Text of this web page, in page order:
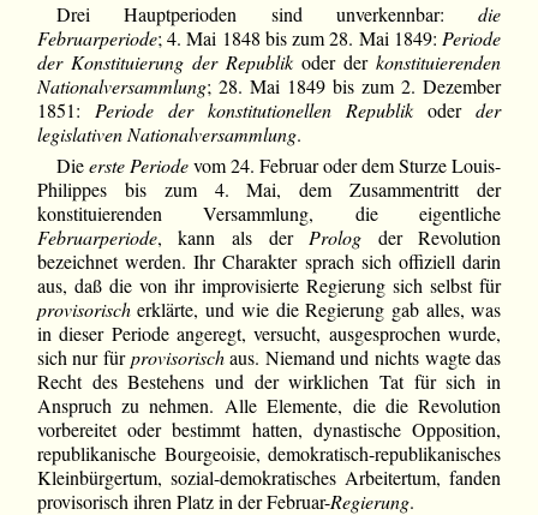
Drei Hauptperioden sind unverkennbar:die
Februarperiode; 4. Mai 1848 bis zum 28. Mai 1849:Periode
der Konstituierung der Republik oder derkonstituierenden
Nationalversammlung; 28. Mai 1849 bis zum 2. Dezember
1851: Periode der konstitutionellen Republik oderder
legislativen Nationalversammlung.
Dieerste Periodevom 24. Februar oder dem Sturze Louis-
Philippes bis zum 4. Mai, dem Zusammentritt der
konstituierenden Versammlung, die eigentliche
Februarperiode, kann als der Prolog der Revolution
bezeichnet werden. Ihr Charakter sprach sich offiziell darin
aus, daß die von ihr improvisierte Regierung sich selbst für
provisorischerklärte, und wie die Regierung gab alles, was
in dieser Periode angeregt, versucht, ausgesprochen wurde,
sich nur fürprovisorischaus. Niemand und nichts wagte das
Recht des Bestehens und der wirklichen Tat für sich in
Anspruch zu nehmen. Alle Elemente, die die Revolution
vorbereitet oder bestimmt hatten, dynastische Opposition,
republikanische Bourgeoisie, demokratisch-republikanisches
Kleinbürgertum, sozial-demokratisches Arbeitertum, fanden
provisorisch ihren Platz in der Februar-Regierung.